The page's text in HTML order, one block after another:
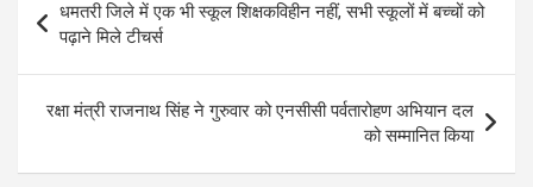
navigation
धमतरी जिले में एक भी स्कूल शिक्षकविहीन नहीं, सभी स्कूलों में बच्चों को
पढ़ाने मिले टीचर्स
रक्षा मंत्री राजनाथ सिंह ने गुरुवार को एनसीसी पर्वतारोहण अभियान दल
को सम्मानित किया